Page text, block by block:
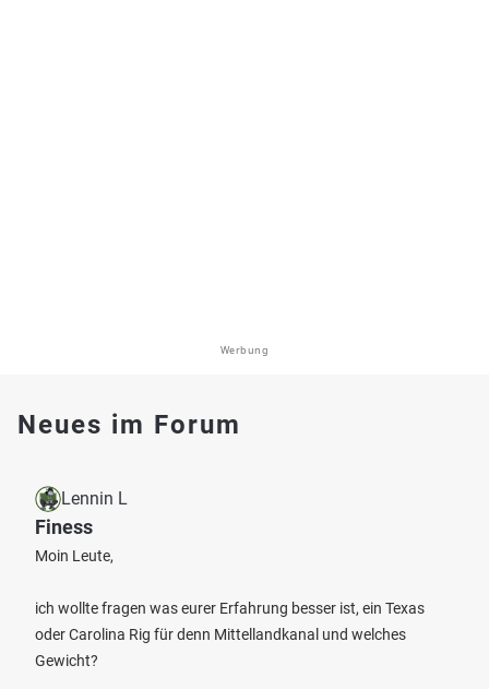
Werbung
Neues im Forum
Lennin L
Finess
Moin Leute,
ich wollte fragen was eurer Erfahrung besser ist, ein Texas
oder Carolina Rig für denn Mittellandkanal und welches
Gewicht?